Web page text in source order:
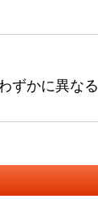
ずかに異なる